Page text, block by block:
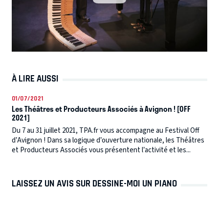
qui sait lire la musique mais ne sait pas la jouer...
À LIRE AUSSI
01/07/2021
Les Théâtres et Producteurs Associés à Avignon ! [OFF
2021]
Du 7 au 31 juillet 2021, TPA.fr vous accompagne au Festival Off
d’Avignon ! Dans sa logique d’ouverture nationale, les Théâtres
et Producteurs Associés vous présentent l’activité et les...
LAISSEZ UN AVIS SUR DESSINE-MOI UN PIANO